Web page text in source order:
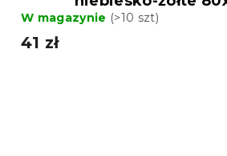
W magazynie (>10 szt)
41 zł